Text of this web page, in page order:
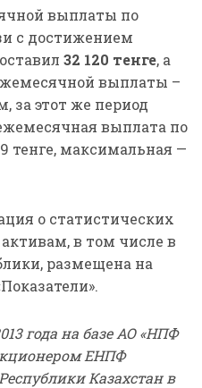
выплаты по
с достижением
32 120 тенге, а
выплаты –
за этот же период
выплата по
тенге, максимальная —
о статистических
в том числе в
размещена на
года на базе АО «НПФ
ЕНПФ
Казахстан в